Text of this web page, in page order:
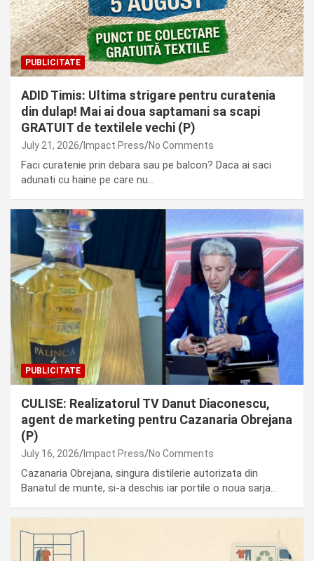
PUBLICITATE
ADID Timis: Ultima strigare pentru curatenia
din dulap! Mai ai doua saptamani sa scapi
GRATUIT de textilele vechi (P)
July 21, 2026 Impact Press No Comments
Faci curatenie prin debara sau pe balcon? Daca ai saci
adunati cu haine pe care nu…
PUBLICITATE
CULISE: Realizatorul TV Danut Diaconescu,
agent de marketing pentru Cazanaria Obrejana
(P)
July 16, 2026 Impact Press No Comments
Cazanaria Obrejana, singura distilerie autorizata din
Banatul de munte, si-a deschis iar portile o noua sarja…